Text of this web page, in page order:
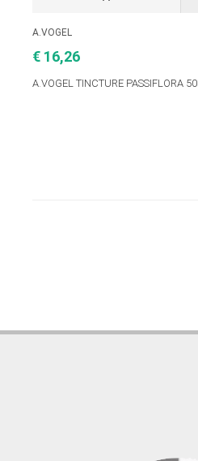
A.VOGEL
€ 16,26
A.VOGEL TINCTURE PASSIFLORA